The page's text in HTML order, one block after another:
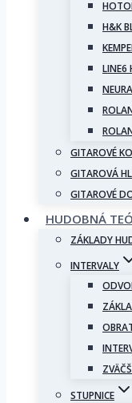
H&K
LINE6
GITAROVÉ
GITAROVÁ
GITAROVÉ
HUDOBNÁ
ZÁKLADY
INTERVALY
STUPNICE